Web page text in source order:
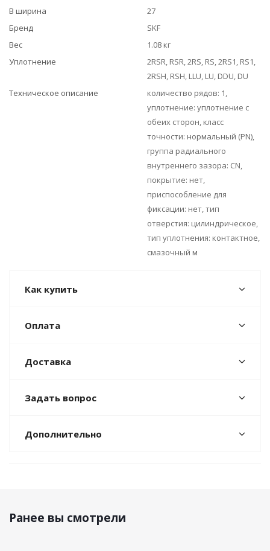
B ширина
27
Бренд
SKF
Вес
1.08 кг
Уплотнение
2RSR, RSR, 2RS, RS, 2RS1, RS1,
2RSH, RSH, LLU, LU, DDU, DU
Техническое описание
количество рядов: 1,
уплотнение: уплотнение с
обеих сторон, класс
точности: нормальный (PN),
группа радиального
внутреннего зазора: CN,
покрытие: нет,
приспособление для
фиксации: нет, тип
отверстия: цилиндрическое,
тип уплотнения: контактное,
смазочный м
Как купить
Оплата
Доставка
Задать вопрос
Дополнительно
Ранее вы смотрели